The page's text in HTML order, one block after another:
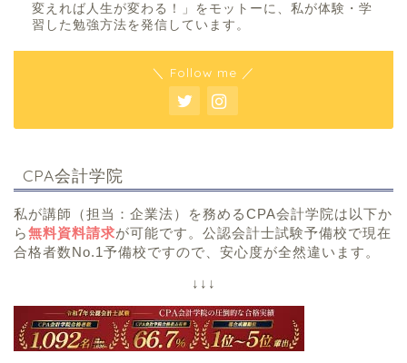
変えれば人生が変わる！」をモットーに、私が体験・学
習した勉強方法を発信しています。
＼ Follow me ／
CPA会計学院
私が講師（担当：企業法）を務めるCPA会計学院は以下か
ら無料資料請求が可能です。公認会計士試験予備校で現在
合格者数No.1予備校ですので、安心度が全然違います。
↓↓↓